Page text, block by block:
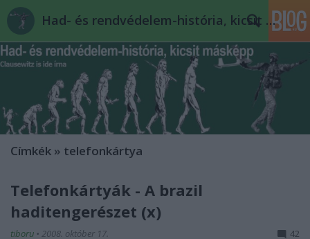
Had- és rendvédelem-história, kicsit másképp
Címkék » telefonkártya
Telefonkártyák - A brazil
haditengerészet (x)
tiboru • 2008. október 17. 42